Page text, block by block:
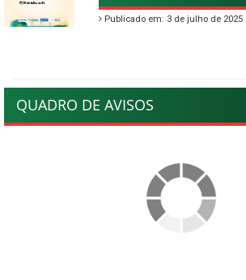
Publicado em: 3 de julho de 2025
QUADRO DE AVISOS